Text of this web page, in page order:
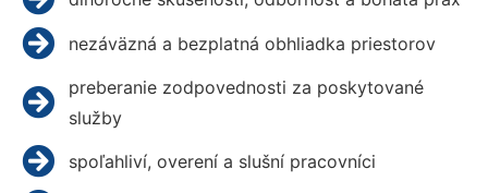
nezáväzná a bezplatná obhliadka priestorov
preberanie zodpovednosti za poskytované
služby
spoľahliví, overení a slušní pracovníci